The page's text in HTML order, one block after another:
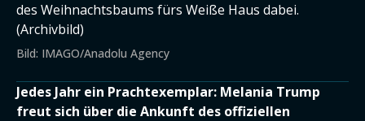
des Weihnachtsbaums fürs Weiße Haus dabei.
(Archivbild)
Bild: IMAGO/Anadolu Agency
Jedes Jahr ein Prachtexemplar: Melania Trump
freut sich über die Ankunft des offiziellen